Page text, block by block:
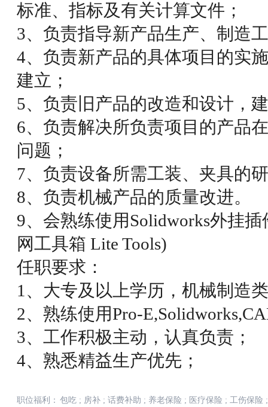
标准、指标及有关计算文件；
3、负责指导新产品生产、制造
4、负责新产品的具体项目的实
建立；
5、负责旧产品的改造和设计，
6、负责解决所负责项目的产品
问题；
7、负责设备所需工装、夹具的
8、负责机械产品的质量改进。
9、会熟练使用Solidworks外挂
网工具箱 Lite Tools)
任职要求：
1、大专及以上学历，机械制造
2、熟练使用Pro-
3、工作积极主动，认真负责；
4、熟悉精益生产优先；
职位福利： 包吃 ; 房补 ; 话费补助 ; 养老保险 ; 医疗保险 ; 工伤保险 ;